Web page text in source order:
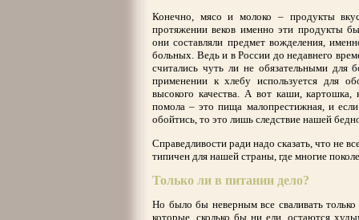
Конечно, мясо и молоко – продукты
протяжении веков именно эти продукты
они составляли предмет вожделения,
больных. Ведь и в России до недавнего
считались чуть ли не обязательными для
применении к хлебу используется для
высокого качества. А вот каши, картошка,
помола – это пища малопрестижная, и
обойтись, то это лишь следствие нашей
Справедливости ради надо сказать, что не
типичен для нашей страны, где многие
Только ли в питании дело?
Но было бы неверным все сваливать
которые, сколько бы ни ели, остаются